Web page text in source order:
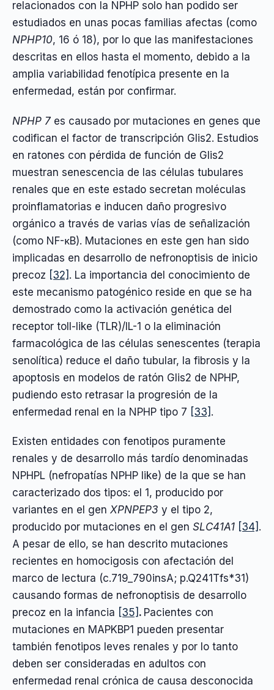
relacionados con la NPHP solo han podido ser
estudiados en unas pocas familias afectas (como
NPHP10, 16 ó 18), por lo que las manifestaciones
descritas en ellos hasta el momento, debido a la
amplia variabilidad fenotípica presente en la
enfermedad, están por confirmar.
NPHP 7 es causado por mutaciones en genes que
codifican el factor de transcripción Glis2. Estudios
en ratones con pérdida de función de Glis2
muestran senescencia de las células tubulares
renales que en este estado secretan moléculas
proinflamatorias e inducen daño progresivo
orgánico a través de varias vías de señalización
(como NF-κB). Mutaciones en este gen han sido
implicadas en desarrollo de nefronoptisis de inicio
precoz [32] . La importancia del conocimiento de
este mecanismo patogénico reside en que se ha
demostrado como la activación genética del
receptor toll-like (TLR)/IL-1 o la eliminación
farmacológica de las células senescentes (terapia
senolítica) reduce el daño tubular, la fibrosis y la
apoptosis en modelos de ratón Glis2 de NPHP,
pudiendo esto retrasar la progresión de la
enfermedad renal en la NPHP tipo 7 [33] .
Existen entidades con fenotipos puramente
renales y de desarrollo más tardío denominadas
NPHPL (nefropatías NPHP like) de la que se han
caracterizado dos tipos: el 1, producido por
variantes en el gen XPNPEP3 y el tipo 2,
producido por mutaciones en el gen SLC41A1 [34] .
A pesar de ello, se han descrito mutaciones
recientes en homocigosis con afectación del
marco de lectura (c.719_790insA; p.Q241Tfs*31)
causando formas de nefronoptisis de desarrollo
precoz en la infancia [35] . Pacientes con
mutaciones en MAPKBP1 pueden presentar
también fenotipos leves renales y por lo tanto
deben ser consideradas en adultos con
enfermedad renal crónica de causa desconocida